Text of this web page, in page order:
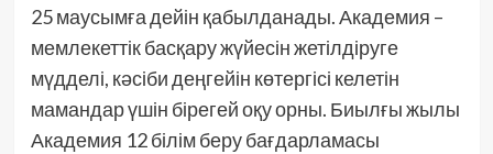
25 маусымға дейін қабылданады. Академия –
мемлекеттік басқару жүйесін жетілдіруге
мүдделі, кәсіби деңгейін көтергісі келетін
мамандар үшін бірегей оқу орны. Биылғы жылы
Академия 12 білім беру бағдарламасы